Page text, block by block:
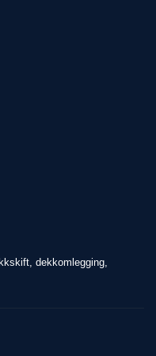
dekkomlegging,